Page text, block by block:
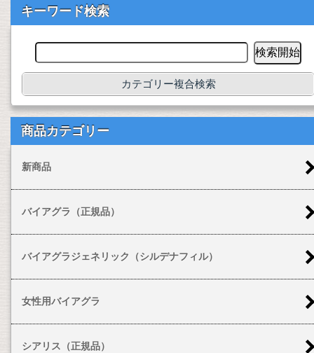
キーワード検索
カテゴリー複合検索
商品カテゴリー
新商品
バイアグラ（正規品）
バイアグラジェネリック（シルデナフィル）
女性用バイアグラ
シアリス（正規品）